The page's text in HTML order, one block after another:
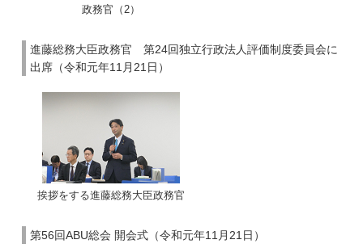
政務官（2）
進藤総務大臣政務官 第24回独立行政法人評価制度委員会に
出席（令和元年11月21日）
挨拶をする進藤総務大臣政務官
第56回ABU総会 開会式（令和元年11月21日）